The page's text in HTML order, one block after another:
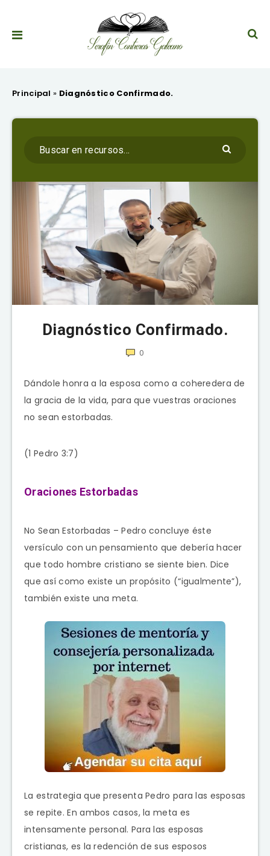
Principal » Diagnóstico Confirmado.
Diagnóstico Confirmado.
0
Dándole honra a la esposa como a coheredera de
la gracia de la vida, para que vuestras oraciones
no sean estorbadas.
(1 Pedro 3:7)
Oraciones Estorbadas
No Sean Estorbadas – Pedro concluye éste
versículo con un pensamiento que debería hacer
que todo hombre cristiano se siente bien. Dice
que así como existe un propósito (“igualmente”),
también existe una meta.
La estrategia que presenta Pedro para las esposas
se repite. En ambos casos, la meta es
intensamente personal. Para las esposas
cristianas, es la redención de sus esposos